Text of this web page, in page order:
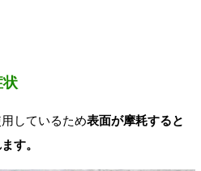
状
しているため表面が摩耗すると
す。